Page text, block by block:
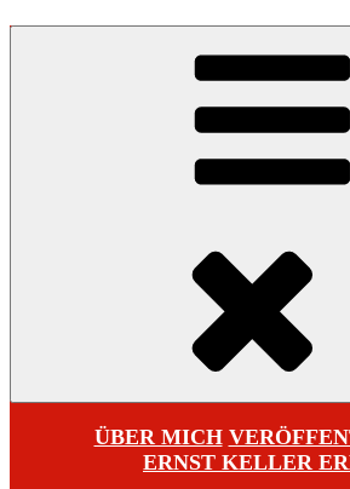
ÜBER MICH
ERNST KELLER